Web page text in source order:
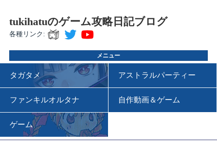
tukihatuのゲーム攻略日記ブログ
各種リンク:
メニュー
タガタメ アストラルパーティー
ファンキルオルタナ 自作動画＆ゲーム
ゲーム